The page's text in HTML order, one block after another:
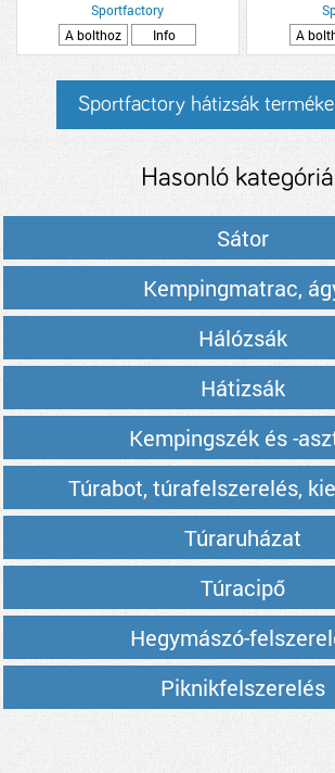
Sportfactory
A bolthoz
Info
A
Sportfactory hátizsák
Hasonló
Sátor
Kempingmatrac,
Hálózsák
Hátizsák
Kempingszék és -
Túrabot, túrafelszerelés,
Túraruházat
Túracipő
Hegymászó-
Piknikfelszerelés